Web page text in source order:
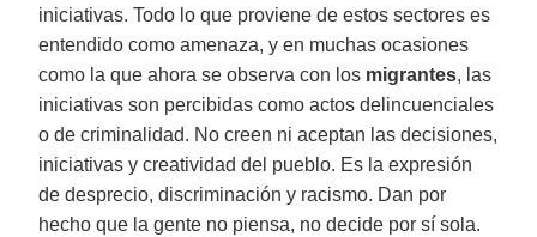
iniciativas. Todo lo que proviene de estos sectores es
entendido como amenaza, y en muchas ocasiones
como la que ahora se observa con los migrantes, las
iniciativas son percibidas como actos delincuenciales
o de criminalidad. No creen ni aceptan las decisiones,
iniciativas y creatividad del pueblo. Es la expresión
de desprecio, discriminación y racismo. Dan por
hecho que la gente no piensa, no decide por sí sola.